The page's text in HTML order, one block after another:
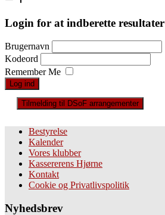
Login for at indberette resultater
Brugernavn
Kodeord
Remember Me
Tilmelding til DSoF arrangementer
Bestyrelse
Kalender
Vores klubber
Kassererens Hjørne
Kontakt
Cookie og Privatlivspolitik
Nyhedsbrev